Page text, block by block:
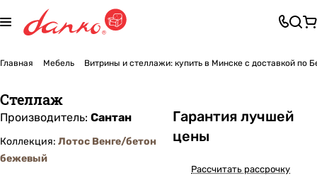
Главная Мебель Витрины и стеллажи: купить в Минске с доставкой по
Стеллаж
Производитель: Сантан
Коллекция: Лотос Венге/бетон
бежевый
Гарантия лучшей
цены
Рассчитать рассрочку